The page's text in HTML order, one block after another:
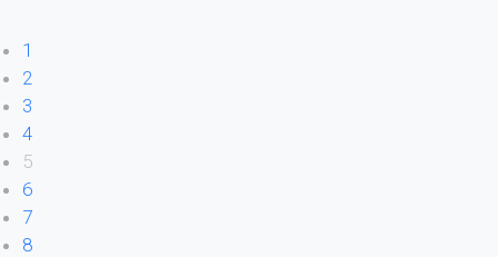
1
2
3
4
5
6
7
8